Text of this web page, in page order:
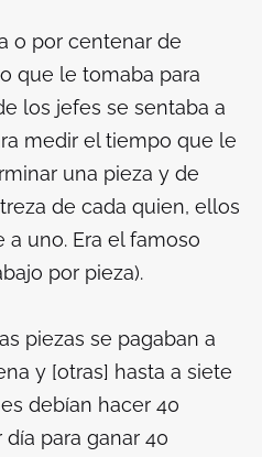
o por centenar de
que le tomaba para
los jefes se sentaba a
medir el tiempo que le
una pieza y de
de cada quien, ellos
uno. Era el famoso
por pieza).
piezas se pagaban a
y [otras] hasta a siete
debían hacer 40
para ganar 40